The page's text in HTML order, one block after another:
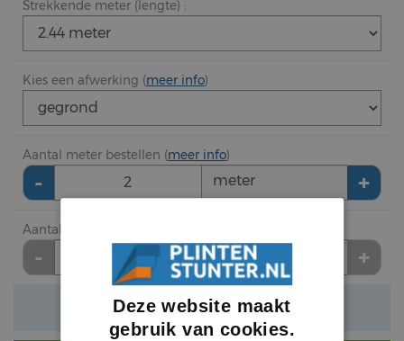
Strekkende meter (lengte) :
Kies een afwerking (meer info)
Aantal meter bestellen (meer info)
- meter +
Aantal lengte (2.44 meter) bestellen
- lengte +
Verwachte levertijd: 1 tot 3 werkdagen
Deze website maakt
gebruik van cookies.